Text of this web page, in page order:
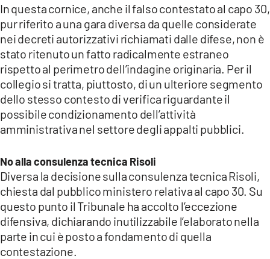
In questa cornice, anche il falso contestato al capo 30,
pur riferito a una gara diversa da quelle considerate
nei decreti autorizzativi richiamati dalle difese, non è
stato ritenuto un fatto radicalmente estraneo
rispetto al perimetro dell’indagine originaria. Per il
collegio si tratta, piuttosto, di un ulteriore segmento
dello stesso contesto di verifica riguardante il
possibile condizionamento dell’attività
amministrativa nel settore degli appalti pubblici.
No alla consulenza tecnica Risoli
Diversa la decisione sulla consulenza tecnica Risoli,
chiesta dal pubblico ministero relativa al capo 30. Su
questo punto il Tribunale ha accolto l’eccezione
difensiva, dichiarando inutilizzabile l’elaborato nella
parte in cui è posto a fondamento di quella
contestazione.